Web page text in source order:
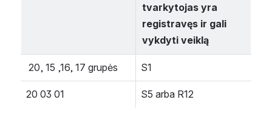
tvarkytojas yra
registravęs ir gali
vykdyti veiklą
20, 15 ,16, 17 grupės S1
20 03 01 S5 arba R12